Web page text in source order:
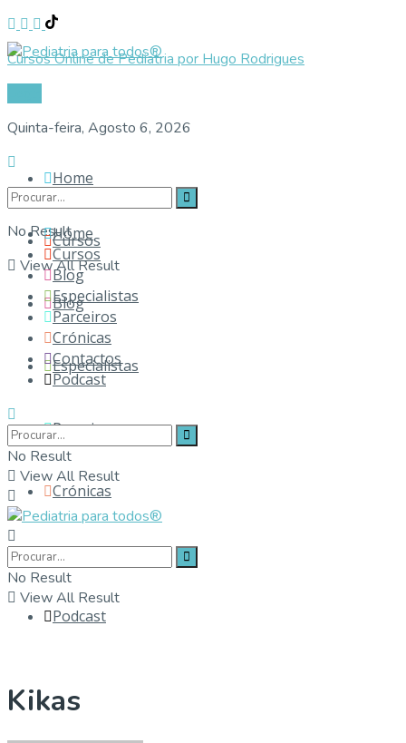
Cursos Online de Pediatria por Hugo Rodrigues
Quinta-feira, Agosto 6, 2026
No Result
View All Result
Home
Cursos
Blog
Especialistas
Parceiros
Crónicas
Contactos
Podcast
Home
Cursos
Blog
Especialistas
Parceiros
Crónicas
Contactos
Podcast
No Result
View All Result
No Result
View All Result
Kikas